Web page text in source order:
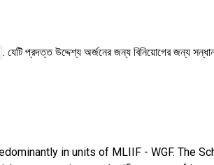
. যেটি প্রদত্ত উদ্দেশ্য অর্জনের জন্য বিনিয়োগের জন্য
in units of MLIIF - WGF. The